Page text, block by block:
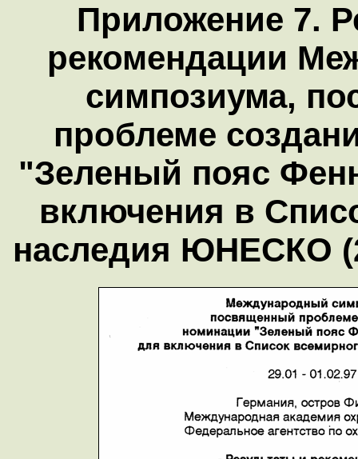
Приложение 7.
рекомендации
симпозиума,
проблеме
"Зеленый пояс
включения в
наследия ЮНЕСКО